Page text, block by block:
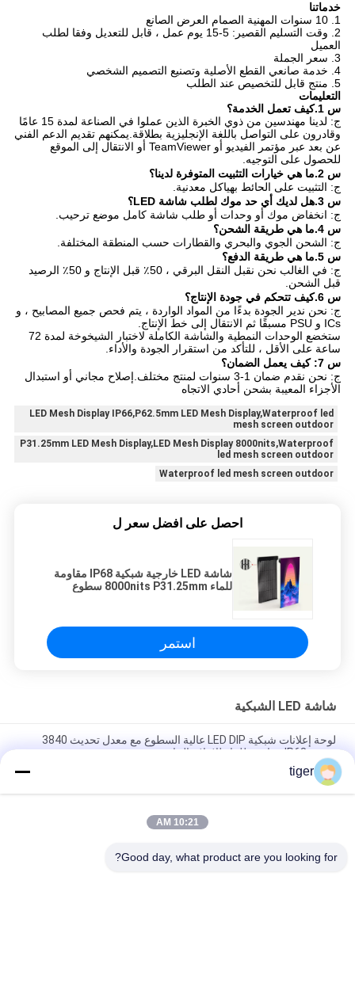
خدماتنا
1. 10 سنوات المهنية الصمام العرض الصانع
2. وقت التسليم القصير: 5-15 يوم عمل ، قابل للتعديل وفقا لطلب
العميل
3. سعر الجملة
4. خدمة صانعي القطع الأصلية وتصنيع التصميم الشخصي
5. منتج قابل للتخصيص عند الطلب
التعليمات
س 1.كيف تعمل الخدمة؟
ج: لدينا مهندسين من ذوي الخبرة الذين عملوا في الصناعة لمدة 15 عامًا
وقادرون على التواصل باللغة الإنجليزية بطلاقة.يمكنهم تقديم الدعم الفني
عن بعد عبر مؤتمر الفيديو أو TeamViewer أو الانتقال إلى الموقع
للحصول على التوجيه.
س 2.ما هي خيارات التثبيت المتوفرة لدينا؟
ج: التثبيت على الحائط بهياكل معدنية.
س 3.هل لديك أي حد موك لطلب شاشة LED؟
ج: انخفاض موك أو وحدات أو طلب شاشة كامل موضع ترحيب.
س 4.ما هي طريقة الشحن؟
ج: الشحن الجوي والبحري والقطارات حسب المنطقة المختلفة.
س 5.ما هي طريقة الدفع؟
ج: في الغالب نحن نقبل النقل البرقي ، 50٪ قبل الإنتاج و 50٪ الرصيد
قبل الشحن.
س 6.كيف تتحكم في جودة الإنتاج؟
ج: نحن ندير الجودة بدءًا من المواد الواردة ، يتم فحص جميع المصابيح ، و
ICs و PSU مسبقًا ثم الانتقال إلى خط الإنتاج.
ستخضع الوحدات النمطية والشاشة الكاملة لاختبار الشيخوخة لمدة 72
ساعة على الأقل ، للتأكد من استقرار الجودة والأداء.
س 7: كيف يعمل الضمان؟
ج: نحن نقدم ضمان 1-3 سنوات لمنتج مختلف.إصلاح مجاني أو استبدال
الأجزاء المعيبة بشحن أحادي الاتجاه
LED Mesh Display IP66,P62.5mm LED Mesh Display,Waterproof led
mesh screen outdoor
P31.25mm LED Mesh Display,LED Mesh Display 8000nits,Waterproof
led mesh screen outdoor
Waterproof led mesh screen outdoor
احصل على افضل سعر ل
شاشة LED خارجية شبكية IP68 مقاومة
للماء 8000nits P31.25mm سطوع
استمر
شاشة LED الشبكية
لوحة إعلانات شبكية LED DIP عالية السطوع مع معدل تحديث 3840
هرتز وIP68 مقاومة للماء للإعلان الخارجي
مقاومة للماء وخفيفة الوزن التصميم للرؤية الفائقة
tiger
10:21 AM
Good day, what product are you looking for?